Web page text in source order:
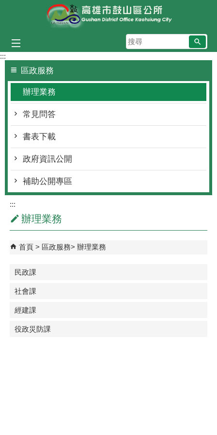
跳到主要內容區塊
搜
尋
:::
區政服務
辦理業務
常見問答
書表下載
政府資訊公開
補助公開專區
:::
辦理業務
首頁 區政服務 辦理業務
民政課
社會課
經建課
役政災防課